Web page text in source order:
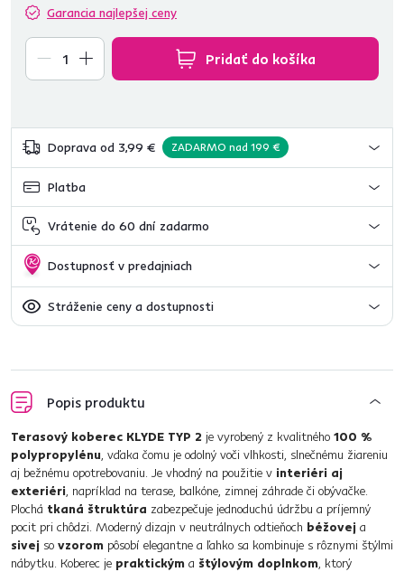
Garancia najlepšej ceny
Pridať do košíka
Doprava od 3,99 € ZADARMO nad 199 €
Platba
Vrátenie do 60 dní zadarmo
Dostupnosť v predajniach
Stráženie ceny a dostupnosti
Popis produktu
Terasový koberec KLYDE TYP 2 je vyrobený z kvalitného 100 %
polypropylénu, vďaka čomu je odolný voči vlhkosti, slnečnému žiareniu
aj bežnému opotrebovaniu. Je vhodný na použitie v interiéri aj
exteriéri, napríklad na terase, balkóne, zimnej záhrade či obývačke.
Plochá tkaná štruktúra zabezpečuje jednoduchú údržbu a príjemný
pocit pri chôdzi. Moderný dizajn v neutrálnych odtieňoch béžovej a
sivej so vzorom pôsobí elegantne a ľahko sa kombinuje s rôznymi štýlmi
nábytku. Koberec je praktickým a štýlovým doplnkom, ktorý